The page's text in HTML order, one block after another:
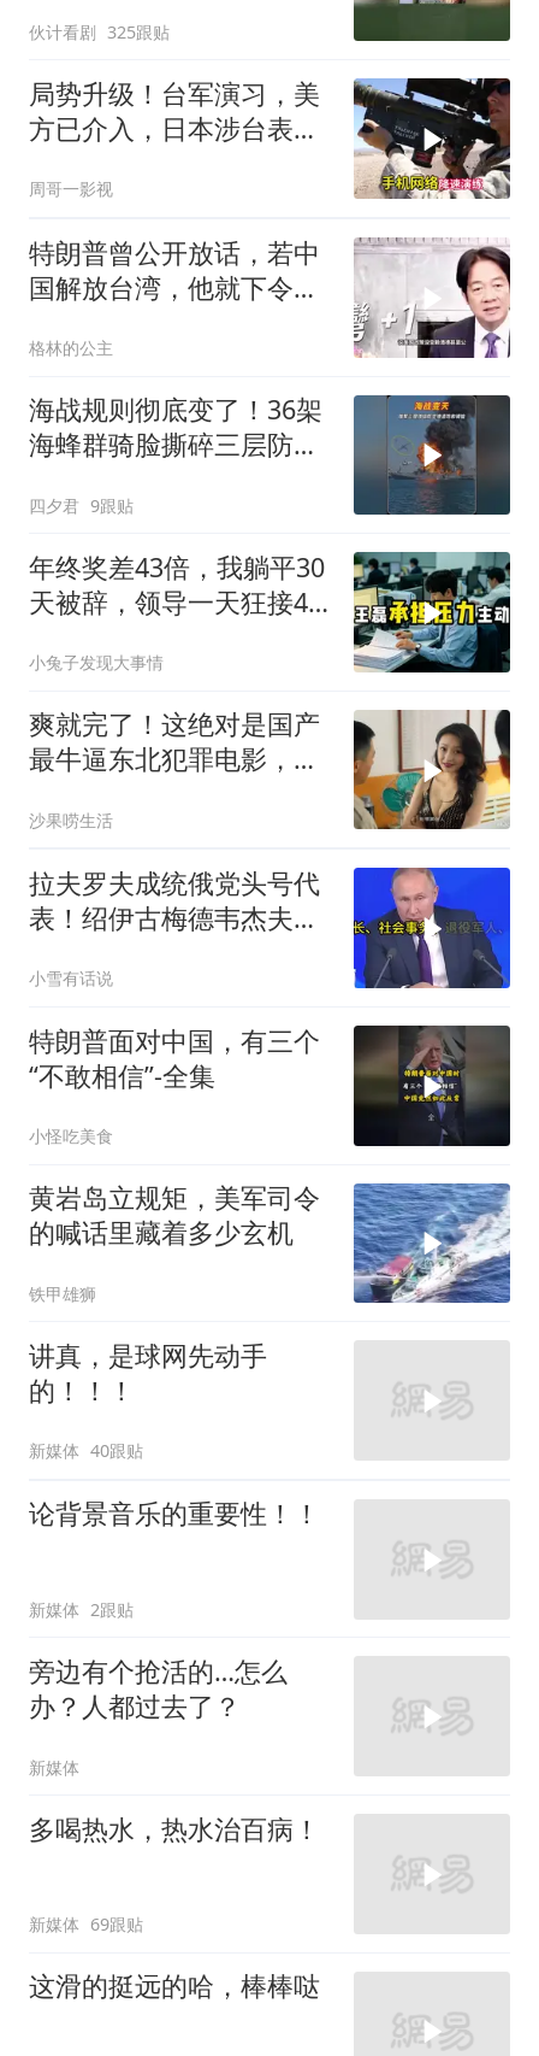
伙计看剧 325跟贴
局势升级！台军演习，美
方已介入，日本涉台表述
周哥一影视
特朗普曾公开放话，若中
国解放台湾，他就下令轰
格林的公主
海战规则彻底变了！36架
海蜂群骑脸撕碎三层防空
四夕君 9跟贴
年终奖差43倍，我躺平30
天被辞，领导一天狂接47
小兔子发现大事情
爽就完了！这绝对是国产
最牛逼东北犯罪电影，女
沙果唠生活
拉夫罗夫成统俄党头号代
表！绍伊古梅德韦杰夫双
懂了吗
小雪有话说
特朗普面对中国，有三个
“不敢相信”-全集
小怪吃美食
黄岩岛立规矩，美军司令
的喊话里藏着多少玄机
铁甲雄狮
讲真，是球网先动手
的！！！
新媒体 40跟贴
论背景音乐的重要性！！
新媒体 2跟贴
旁边有个抢活的…怎么
办？人都过去了？
新媒体
多喝热水，热水治百病！
新媒体 69跟贴
这滑的挺远的哈，棒棒哒